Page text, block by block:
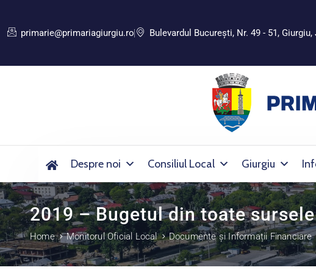
primarie@primariagiurgiu.ro Bulevardul Bucureşti, Nr. 49 - 51,
Despre noi Consiliul Local Giurgiu
2019 – Bugetul din toate
Home Monitorul Oficial Local Documente și Informații Financiare